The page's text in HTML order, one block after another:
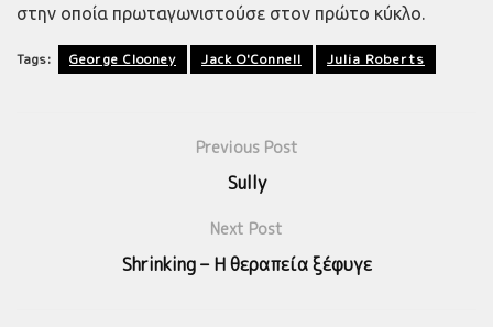
στην οποία πρωταγωνιστούσε στον πρώτο κύκλο.
Tags: George Clooney Jack O'Connell Julia Roberts
Previous Post
Sully
Next Post
Shrinking – Η θεραπεία ξέφυγε